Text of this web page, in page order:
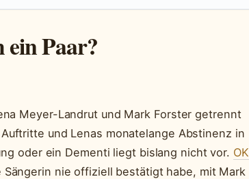
Paar?
Meyer-Landrut und Mark Forster getrennt
und Lenas monatelange Abstinenz in
oder ein Dementi liegt bislang nicht vor. OK
nie offiziell bestätigt habe, mit Mark